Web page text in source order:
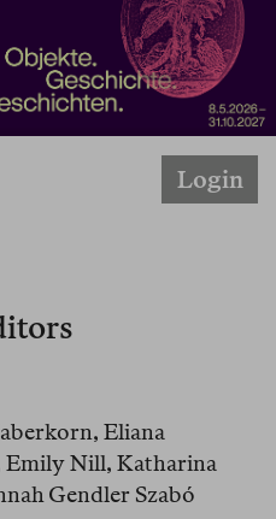
Login
Eliana
Emily Nill, Katharina
Gendler Szabó